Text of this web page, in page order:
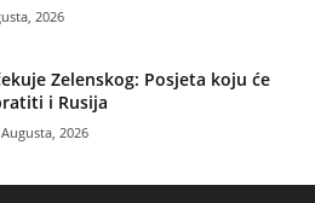
2026
Zelenskog: Posjeta koju će
i Rusija
2026